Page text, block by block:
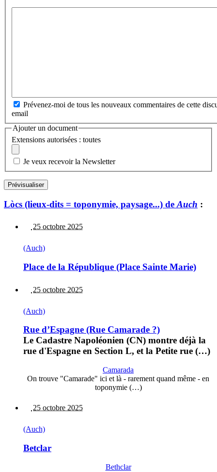
Prévenez-moi de tous les nouveaux commentaires de cette
email
Ajouter un document
Extensions autorisées : toutes
Je veux recevoir la Newsletter
Lòcs (lieux-dits = toponymie, paysage...) de Auch :
25 octobre 2025
(Auch)
Place de la République (Place Sainte Marie)
25 octobre 2025
(Auch)
Rue d’Espagne (Rue Camarade ?)
Le Cadastre Napoléonien (CN) montre déjà la
rue d'Espagne en Section L, et la Petite rue (…)
Camarada
On trouve "Camarade" ici et là - rarement quand même - en
toponymie (…)
25 octobre 2025
(Auch)
Betclar
Bethclar